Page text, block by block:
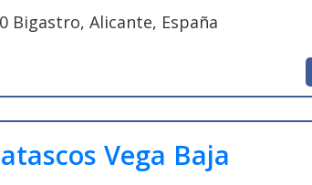
Bigastro, Alicante, España
Vega Baja